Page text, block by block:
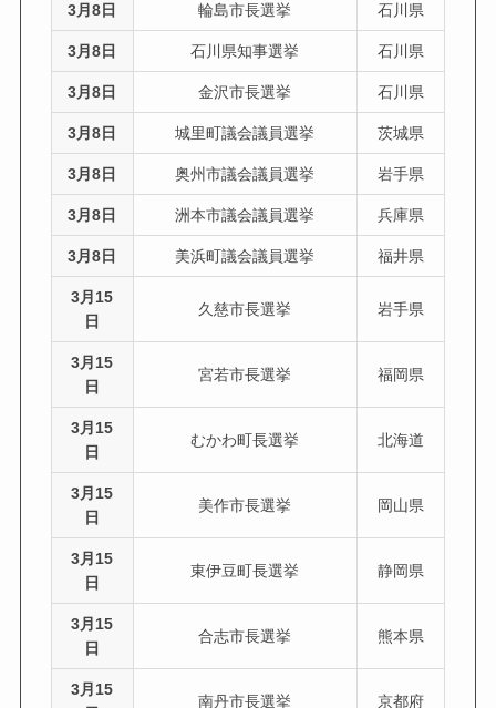
3月8日 輪島市長選挙 石川県
3月8日 石川県知事選挙 石川県
3月8日 金沢市長選挙 石川県
3月8日 城里町議会議員選挙 茨城県
3月8日 奥州市議会議員選挙 岩手県
3月8日 洲本市議会議員選挙 兵庫県
3月8日 美浜町議会議員選挙 福井県
3月15
日
久慈市長選挙 岩手県
3月15
日
宮若市長選挙 福岡県
3月15
日
むかわ町長選挙 北海道
3月15
日
美作市長選挙 岡山県
3月15
日
東伊豆町長選挙 静岡県
3月15
日
合志市長選挙 熊本県
3月15
南丹市長選挙 京都府